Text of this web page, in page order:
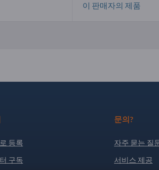
이 판매자의 제품
등록
구독
문의?
자주 묻는 질
서비스 제공